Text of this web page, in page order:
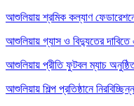
আশুলিয়ায় শ্রমিক কল্যাণ
আশুলিয়ায় গ্যাস ও বিদ্যুতের দাবিতে
আশুলিয়ায় প্রীতি ফুটবল ম্যাচ
আশুলিয়ায় শিল্প প্রতিষ্ঠানে